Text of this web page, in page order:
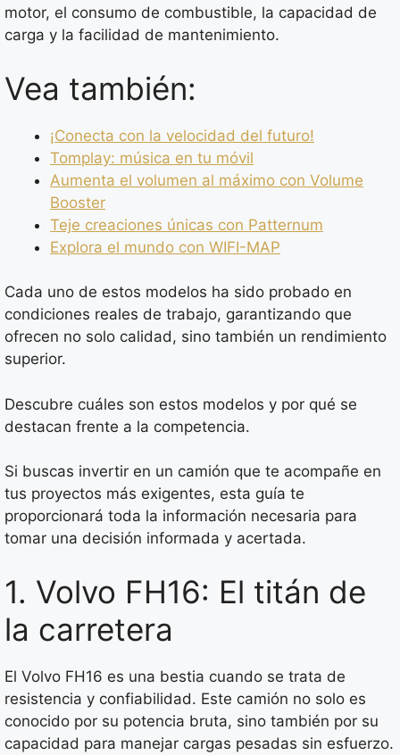
motor, el consumo de combustible, la capacidad de
carga y la facilidad de mantenimiento.
Vea también:
¡Conecta con la velocidad del futuro!
Tomplay: música en tu móvil
Aumenta el volumen al máximo con Volume
Booster
Teje creaciones únicas con Patternum
Explora el mundo con WIFI-MAP
Cada uno de estos modelos ha sido probado en
condiciones reales de trabajo, garantizando que
ofrecen no solo calidad, sino también un rendimiento
superior.
Descubre cuáles son estos modelos y por qué se
destacan frente a la competencia.
Si buscas invertir en un camión que te acompañe en
tus proyectos más exigentes, esta guía te
proporcionará toda la información necesaria para
tomar una decisión informada y acertada.
1. Volvo FH16: El titán de
la carretera
El Volvo FH16 es una bestia cuando se trata de
resistencia y confiabilidad. Este camión no solo es
conocido por su potencia bruta, sino también por su
capacidad para manejar cargas pesadas sin esfuerzo.